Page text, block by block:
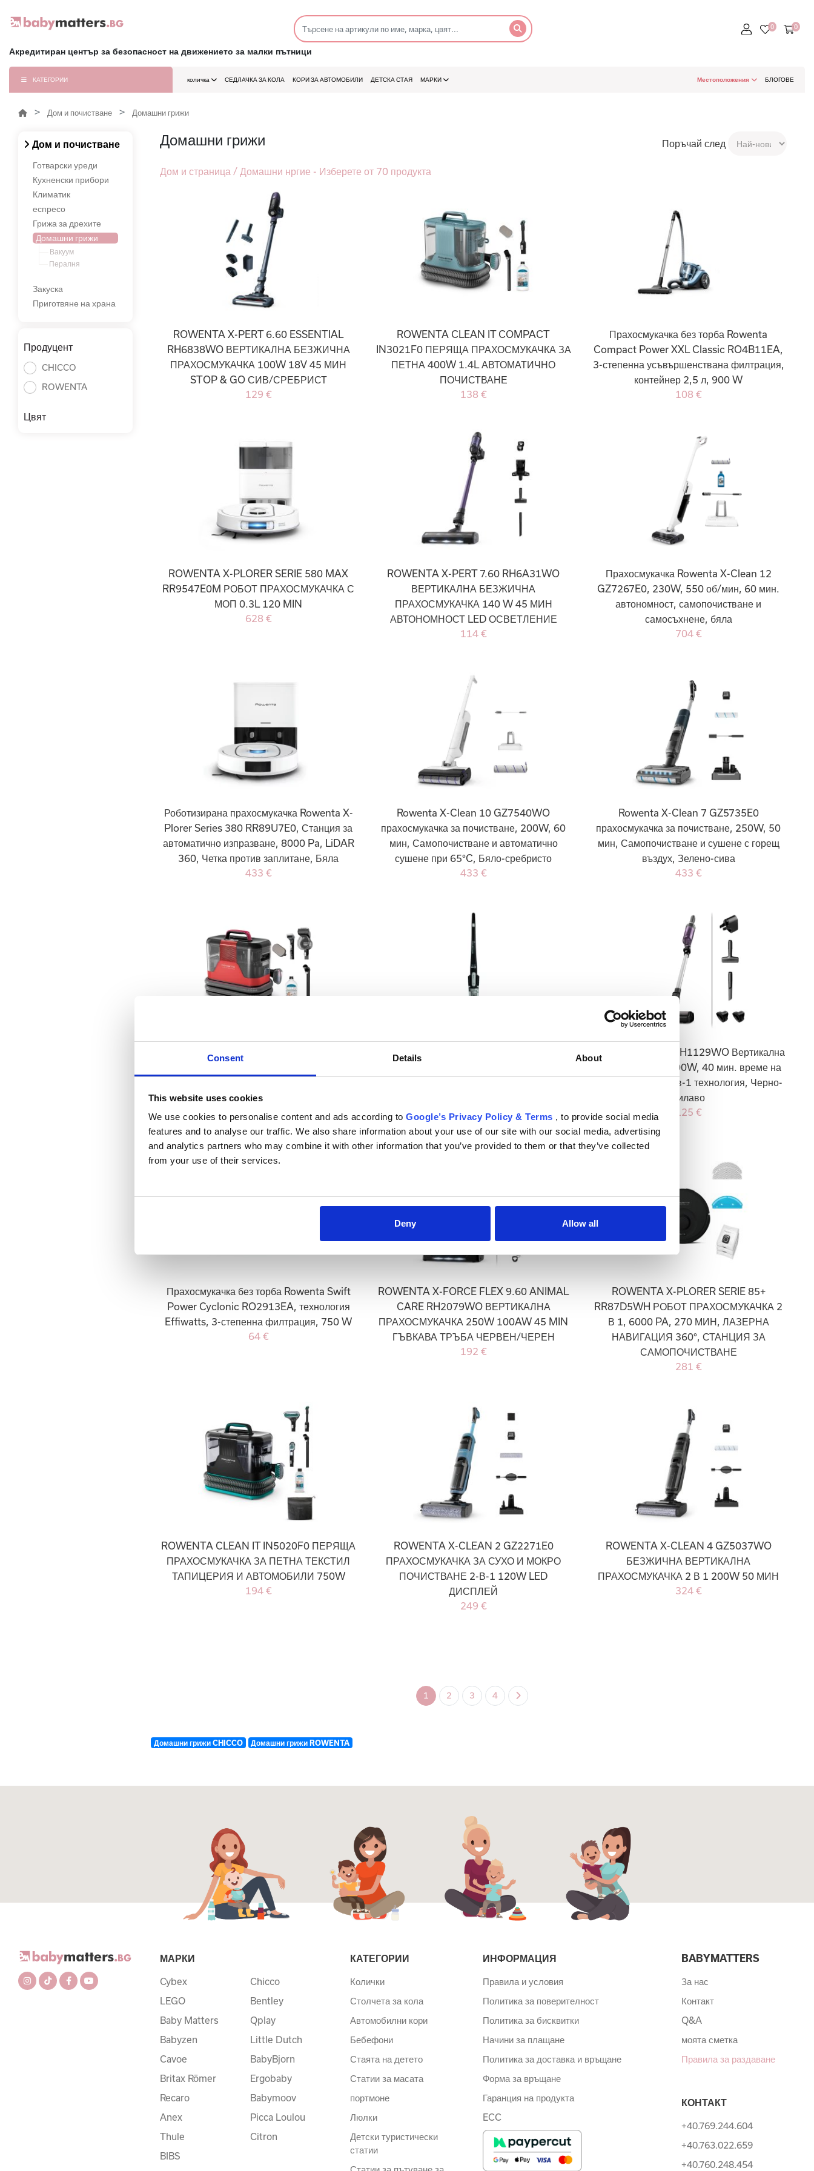
Consent Details About
This website uses cookies
We use cookies to personalise content and ads according to Google’s Privacy Policy & Terms , to provide social media
features and to analyse our traffic. We also share information about your use of our site with our social media, advertising
and analytics partners who may combine it with other information that you’ve provided to them or that they’ve collected
from your use of their services.
Deny Allow all
Акредитиран център за безопасност на движението за малки пътници
КАТЕГОРИИ количка СЕДЛАЧКА ЗА КОЛА КОРИ ЗА АВТОМОБИЛИ ДЕТСКА СТАЯ МАРКИ Местоположения БЛОГОВЕ
Дом и почистване Домашни грижи
Дом и почистване
Готварски уреди
Кухненски прибори
Климатик
еспресо
Грижа за дрехите
Домашни грижи
Вакуум
Пералня
Закуска
Приготвяне на храна
Продуцент
CHICCO
ROWENTA
Цвят
Домашни грижи Поръчай след
Дом и страница / Домашни нргие - Изберете от 70 продукта
ROWENTA X-PERT 6.60 ESSENTIAL
RH6838WO ВЕРТИКАЛНА БЕЗЖИЧНА
ПРАХОСМУКАЧКА 100W 18V 45 МИН
STOP & GO СИВ/СРЕБРИСТ
129 €
ROWENTA CLEAN IT COMPACT
IN3021F0 ПЕРЯЩА ПРАХОСМУКАЧКА ЗА
ПЕТНА 400W 1.4L АВТОМАТИЧНО
ПОЧИСТВАНЕ
138 €
Прахосмукачка без торба Rowenta
Compact Power XXL Classic RO4B11EA,
3-степенна усъвършенствана филтрация,
контейнер 2,5 л, 900 W
108 €
ROWENTA X-PLORER SERIE 580 MAX
RR9547E0M РОБОТ ПРАХОСМУКАЧКА С
МОП 0.3L 120 MIN
628 €
ROWENTA X-PERT 7.60 RH6A31WO
ВЕРТИКАЛНА БЕЗЖИЧНА
ПРАХОСМУКАЧКА 140 W 45 МИН
АВТОНОМНОСТ LED ОСВЕТЛЕНИЕ
114 €
Прахосмукачка Rowenta X-Clean 12
GZ7267E0, 230W, 550 об/мин, 60 мин.
автономност, самопочистване и
самосъхнене, бяла
704 €
Роботизирана прахосмукачка Rowenta X-
Plorer Series 380 RR89U7E0, Станция за
автоматично изпразване, 8000 Pa, LiDAR
360, Четка против заплитане, Бяла
433 €
Rowenta X-Clean 10 GZ7540WO
прахосмукачка за почистване, 200W, 60
мин, Самопочистване и автоматично
сушене при 65°C, Бяло-сребристо
433 €
Rowenta X-Clean 7 GZ5735E0
прахосмукачка за почистване, 250W, 50
мин, Самопочистване и сушене с горещ
въздух, Зелено-сива
433 €
Прахосмукачка за тапицерии Rowenta
267 €
Rowenta Air Force Light RH6545WH
123 €
Rowenta X-Nano RH1129WO Вертикална
прахосмукачка, 100W, 40 мин. време на
работа, 1,75 кг, 2-в-1 технология, Черно-
лилаво
125 €
Прахосмукачка без торба Rowenta Swift
Power Cyclonic RO2913EA, технология
Effiwatts, 3-степенна филтрация, 750 W
64 €
ROWENTA X-FORCE FLEX 9.60 ANIMAL
CARE RH2079WO ВЕРТИКАЛНА
ПРАХОСМУКАЧКА 250W 100AW 45 MIN
ГЪВКАВА ТРЪБА ЧЕРВЕН/ЧЕРЕН
192 €
ROWENTA X-PLORER SERIE 85+
RR87D5WH РОБОТ ПРАХОСМУКАЧКА 2
В 1, 6000 PA, 270 МИН, ЛАЗЕРНА
НАВИГАЦИЯ 360°, СТАНЦИЯ ЗА
САМОПОЧИСТВАНЕ
281 €
ROWENTA CLEAN IT IN5020F0 ПЕРЯЩА
ПРАХОСМУКАЧКА ЗА ПЕТНА ТЕКСТИЛ
ТАПИЦЕРИЯ И АВТОМОБИЛИ 750W
194 €
ROWENTA X-CLEAN 2 GZ2271E0
ПРАХОСМУКАЧКА ЗА СУХО И МОКРО
ПОЧИСТВАНЕ 2-В-1 120W LED
ДИСПЛЕЙ
249 €
ROWENTA X-CLEAN 4 GZ5037WO
БЕЗЖИЧНА ВЕРТИКАЛНА
ПРАХОСМУКАЧКА 2 В 1 200W 50 МИН
324 €
1 2 3 4
Домашни грижи CHICCO Домашни грижи ROWENTA
МАРКИ
Cybex
LEGO
Baby Matters
Babyzen
Cavoe
Britax Römer
Recaro
Anex
Thule
BIBS
Chicco
Bentley
Qplay
Little Dutch
BabyBjorn
Ergobaby
Babymoov
Picca Loulou
Citron
КАТЕГОРИИ
Колички
Столчета за кола
Автомобилни кори
Бебефони
Стаята на детето
Статии за масата
портмоне
Люлки
Детски туристически
статии
ИНФОРМАЦИЯ
Правила и условия
Политика за поверителност
Политика за бисквитки
Начини за плащане
Политика за доставка и връщане
Форма за връщане
Гаранция на продукта
ECC
BABYMATTERS
За нас
Контакт
Q&A
моята сметка
Правила за раздаване
КОНТАКТ
+40.769.244.604
+40.763.022.659
+40.760.248.454